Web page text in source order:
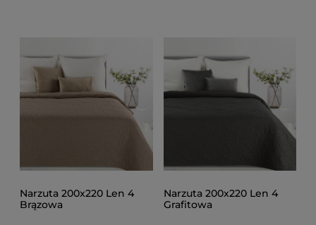
Narzuta 200x220 Len 4
Brązowa
Narzuta 200x220 Len 4
Grafitowa